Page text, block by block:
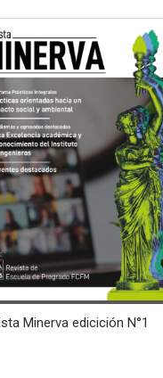
Minerva edicición N°1